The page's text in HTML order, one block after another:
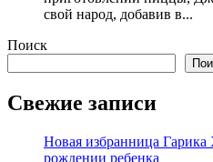
свой народ, добавив в...
Поиск
Свежие записи
Новая избранница Гарика
рождении ребенка